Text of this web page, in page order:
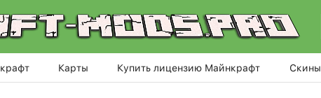
Карты Купить лицензию Майнкрафт Скины